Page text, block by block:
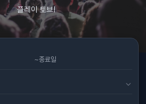
플레이 토브!
~